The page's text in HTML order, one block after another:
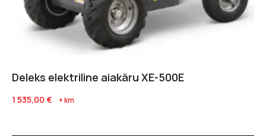
Deleks elektriline aiakäru XE-500E
1 535,00 € + km